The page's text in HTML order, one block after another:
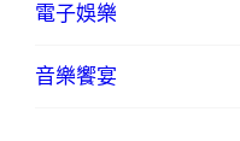
電子娛樂
音樂饗宴